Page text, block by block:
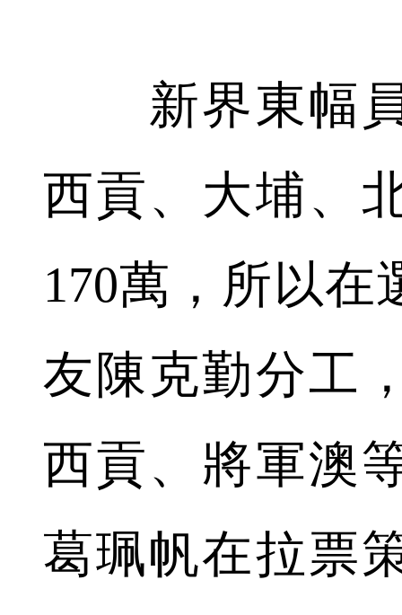
新界東幅員
西貢、大埔、
170萬，所以在
友陳克勤分工
西貢、將軍澳
葛珮帆在拉票